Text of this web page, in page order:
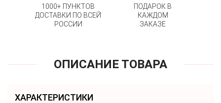
1000+ ПУНКТОВ
ДОСТАВКИ ПО ВСЕЙ
РОССИИ
ПОДАРОК В
КАЖДОМ
ЗАКАЗЕ
ОПИСАНИЕ ТОВАРА
ХАРАКТЕРИСТИКИ